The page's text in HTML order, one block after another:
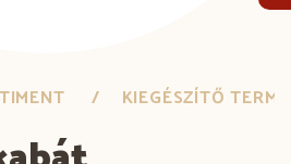
KIEGÉSZÍTŐ